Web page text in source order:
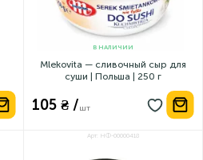
В НАЛИЧИИ
Mlekovita — сливочный сыр для
суши | Польша | 250 г
105 ₴ /шт
Арт: НФ-00000418